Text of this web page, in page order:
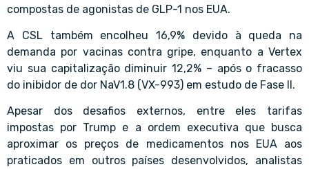
compostas de agonistas de GLP-1 nos EUA.
A CSL também encolheu 16,9% devido à queda na
demanda por vacinas contra gripe, enquanto a Vertex
viu sua capitalização diminuir 12,2% – após o fracasso
do inibidor de dor NaV1.8 (VX-993) em estudo de Fase II.
Apesar dos desafios externos, entre eles tarifas
impostas por Trump e a ordem executiva que busca
aproximar os preços de medicamentos nos EUA aos
praticados em outros países desenvolvidos, analistas